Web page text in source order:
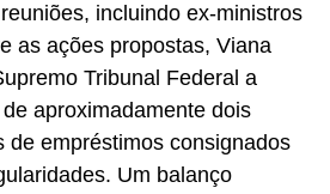
incluindo ex-ministros
as ações propostas, Viana
Tribunal Federal a
aproximadamente dois
de empréstimos consignados
Um balanço